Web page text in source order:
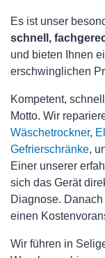
Es ist unser
schnell,
und bieten Ihnen
erschwinglichen
Kompetent,
Motto. Wir
Wäschetrockner,
Gefrierschränke,
Einer unserer
sich das Gerät
Diagnose.
einen
Wir führen in